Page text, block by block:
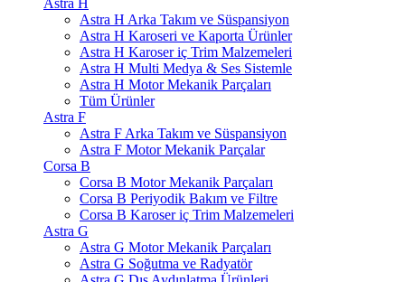
Astra H
Astra H Arka Takım ve Süspansiyon
Astra H Karoseri ve Kaporta Ürünler
Astra H Karoser iç Trim Malzemeleri
Astra H Multi Medya & Ses Sistemle
Astra H Motor Mekanik Parçaları
Tüm Ürünler
Astra F
Astra F Arka Takım ve Süspansiyon
Astra F Motor Mekanik Parçalar
Corsa B
Corsa B Motor Mekanik Parçaları
Corsa B Periyodik Bakım ve Filtre
Corsa B Karoser iç Trim Malzemeleri
Astra G
Astra G Motor Mekanik Parçaları
Astra G Soğutma ve Radyatör